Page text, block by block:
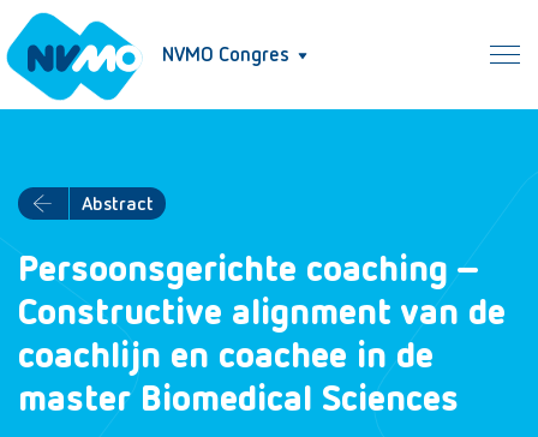
NVMO Congres
Abstract
Persoonsgerichte coaching –
Constructive alignment van de
coachlijn en coachee in de
master Biomedical Sciences